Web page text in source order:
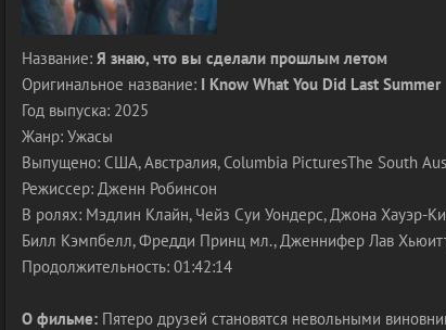
Название: Я знаю, что вы сделали прошлым летом
Оригинальное название: I Know What You Did Last Summer
Год выпуска: 2025
Жанр: Ужасы
Выпущено: США, Австралия, Columbia PicturesThe South
Режиссер: Дженн Робинсон
В ролях: Мэдлин Клайн, Чейз Суи Уондерс, Джона Хауэр-
Билл Кэмпбелл, Фредди Принц мл., Дженнифер Лав
Продолжительность: 01:42:14
О фильме: Пятеро друзей становятся невольными